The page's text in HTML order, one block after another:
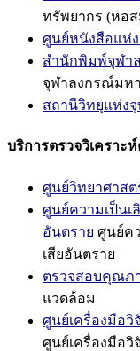
ทรัพยากร (หอ
ศูนย์หนังสือแห่
สำนักพิมพ์จุฬา
จุฬาลงกรณ์มห
สถานีวิทยุแห่งจุ
บริการตรวจวิเคราะ
ศูนย์วิทยาศาสต
ศูนย์ความเป็นเ
อันตราย ศูนย์ค
เสียอันตราย
ตรวจสอบคุณภ
แวดล้อม
ศูนย์เครื่องมือวิ
ศูนย์เครื่องมือวิ